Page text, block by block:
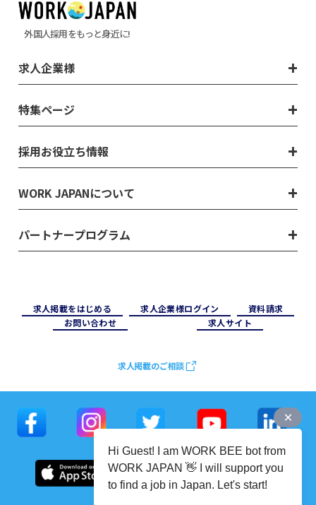
外国人採用をもっと身近に!
求人企業様
特集ページ
採用お役立ち情報
WORK JAPANについて
パートナープログラム
求⼈掲載をはじめる 求⼈企業様ログイン
資料請求
お問い合わせ
求⼈サイト
求人掲載のご相談
Hi Guest! I am WORK BEE bot from
WORK JAPAN 👋 I will support you
to find a job in Japan. Let's start!